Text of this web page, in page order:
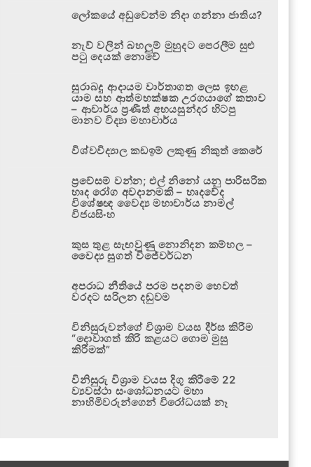
ලෝකයේ අඩුවෙන්ම නිදා ගන්නා ජාතිය?
නැව් වලින් බහලුම් මුහුදට පෙරලීම සුළු
පටු දෙයක් නොවේ
සුරාබදු ආදායම වාර්තාගත ලෙස ඉහළ
යාම සහ ආත්මභක්ෂක උරගයාගේ කතාව
– ආචාර්ය ප්‍රණීත් අභයසුන්දර හිටපු
මානව විද්‍යා මහාචාර්ය
විශ්වවිද්‍යාල කඩඉම් ලකුණු නිකුත් කෙරේ
ප්‍රවේසම් වන්න; එල් නිනෝ යනු පාරිසරික
හෘද රෝග අවදානමකි – හෘදවේද
විශේෂඥ වෛද්‍ය මහාචාර්ය නාමල්
විජයසිංහ
කුස තුළ සැඟවුණු නොනිදන කම්හල –
වෛද්‍ය සුගත් විජේවර්ධන
අපරාධ නීතියේ පරම පදනම හෙවත්
වරදට සරිලන දඬුවම
විනිසුරුවන්ගේ විශ්‍රාම වයස දීර්ඝ කිරීම
“දොවාගත් කිරි කළයට ගොම මුසු
කිරීමක්”
විනිසුරු විශ්‍රාම වයස දිගු කිරීමේ 22
ව්‍යවස්ථා සංශෝධනයට මහා
නාහිමිවරුන්ගෙන් විරෝධයක් නෑ